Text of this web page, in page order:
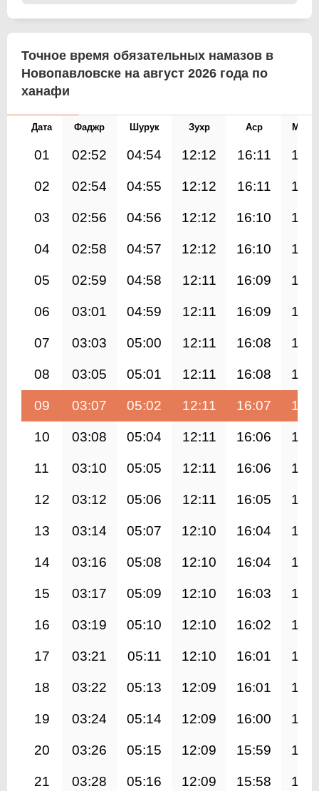
Точное время обязательных намазов в
Новопавловске на август 2026 года по
ханафи
Дата Фаджр Шурук Зухр Аср
01 02:52 04:54 12:12 16:11
02 02:54 04:55 12:12 16:11
03 02:56 04:56 12:12 16:10
04 02:58 04:57 12:12 16:10
05 02:59 04:58 12:11 16:09
06 03:01 04:59 12:11 16:09
07 03:03 05:00 12:11 16:08
08 03:05 05:01 12:11 16:08
09 03:07 05:02 12:11 16:07
10 03:08 05:04 12:11 16:06
11 03:10 05:05 12:11 16:06
12 03:12 05:06 12:11 16:05
13 03:14 05:07 12:10 16:04
14 03:16 05:08 12:10 16:04
15 03:17 05:09 12:10 16:03
16 03:19 05:10 12:10 16:02
17 03:21 05:11 12:10 16:01
18 03:22 05:13 12:09 16:01
19 03:24 05:14 12:09 16:00
20 03:26 05:15 12:09 15:59
21 03:28 05:16 12:09 15:58